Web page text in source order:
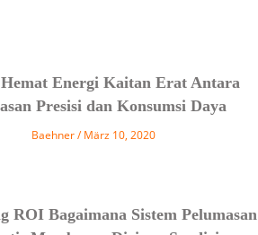
Energi Kaitan Erat Antara
Presisi dan Konsumsi Daya
Baehner März 10, 2020
ROI Bagaimana Sistem Pelumasan